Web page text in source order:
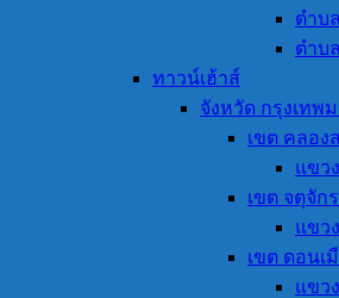
ตำบ
ตำบ
ทาวน์เฮ้าส์
จังหวัด กรุงเทพ
เขต คลอง
แขว
เขต จตุจักร
แขว
เขต ดอนเ
แขว